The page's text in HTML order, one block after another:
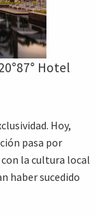
Hotel
Hoy,
pasa por
la cultura local
haber sucedido